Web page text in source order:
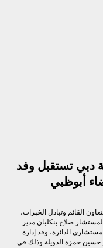
دبي تستقبل وفد
أبوظبي
القائم وتبادل الخبرات،
صلاح بنكلبان مدير
الدائرة، وفد إدارة
حسين حمزة الدويلة وذلك في